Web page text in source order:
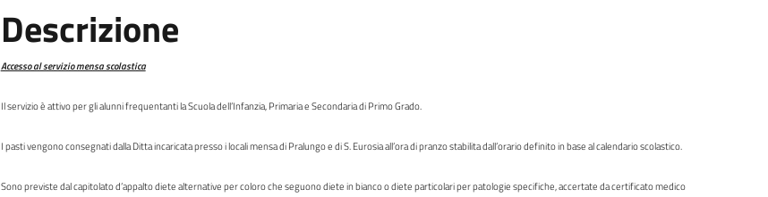
Descrizione
Accesso al servizio mensa scolastica
Il servizio è attivo per gli alunni frequentanti la Scuola dell’Infanzia, Primaria e Secondaria di Primo Grado.
I pasti vengono consegnati dalla Ditta incaricata presso i locali mensa di Pralungo e di S. Eurosia all’ora di pranzo stabilita dall’orario definito in base al calendario scolastico.
Sono previste dal capitolato d’appalto diete alternative per coloro che seguono diete in bianco o diete particolari per patologie specifiche, accertate da certificato medico